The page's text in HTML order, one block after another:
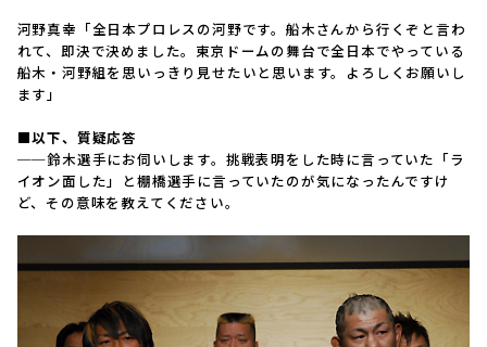
河野真幸「全日本プロレスの河野です。船木さんから行くぞと言わ
れて、即決で決めました。東京ドームの舞台で全日本でやっている
船木・河野組を思いっきり見せたいと思います。よろしくお願いし
ます」
■以下、質疑応答
──鈴木選手にお伺いします。挑戦表明をした時に言っていた「ラ
イオン面した」と棚橋選手に言っていたのが気になったんですけ
ど、その意味を教えてください。